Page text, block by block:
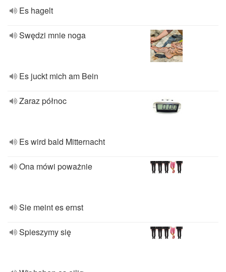
Es hagelt
Swędzi mnie noga
Es juckt mich am Bein
Zaraz północ
Es wird bald Mitternacht
Ona mówi poważnie
Sie meint es ernst
Spieszymy się